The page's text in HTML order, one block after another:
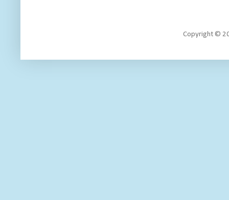
Copyright ©